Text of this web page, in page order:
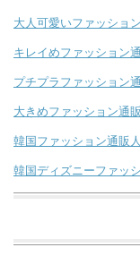
大人可愛いファッショ
キレイめファッション
プチプラファッション
大きめファッション通
韓国ファッション通販
韓国ディズニーファッ